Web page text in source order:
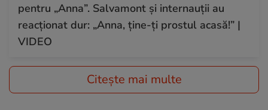
pentru „Anna”. Salvamont și internauții au
reacționat dur: „Anna, ține-ți prostul acasă!” |
VIDEO
Citește mai multe